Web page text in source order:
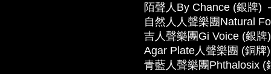
陌聲人By Chance (銀牌)
自然人人聲樂團Natural
吉人聲樂團Gi Voice (銀
Agar Plate人聲樂團 (銅牌
青藍人聲樂團Phthalosix (